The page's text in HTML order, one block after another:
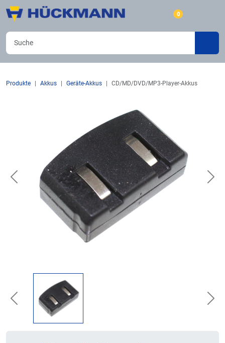
0
Produkte Akkus Geräte-Akkus CD/MD/DVD/MP3-Player-Akkus
Previous
Previous